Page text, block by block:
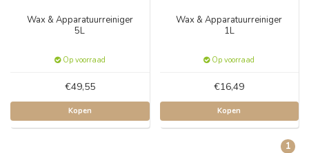
Wax & Apparatuurreiniger
5L
Op voorraad
€49,55
Kopen
Wax & Apparatuurreiniger
1L
Op voorraad
€16,49
Kopen
1